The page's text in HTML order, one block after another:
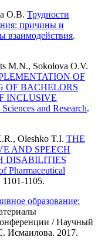
О.В. Трудности
причины и
взаимодействия.
M.N., Sokolova O.V.
OF
OF BACHELORS
INCLUSIVE
and Research.
Oleshko T.I. THE
AND SPEECH
DISABILITIES
Pharmaceutical
1105.
образование:
/ Научный
Исмаилова. 2017.